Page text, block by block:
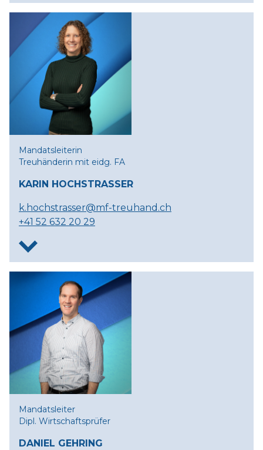
Mandatsleiterin
Treuhänderin mit eidg. FA
KARIN HOCHSTRASSER
k.hochstrasser@mf-treuhand.ch
+41 52 632 20 29
Mandatsleiter
Dipl. Wirtschaftsprüfer
DANIEL GEHRING